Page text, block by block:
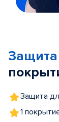
5
Защита
1